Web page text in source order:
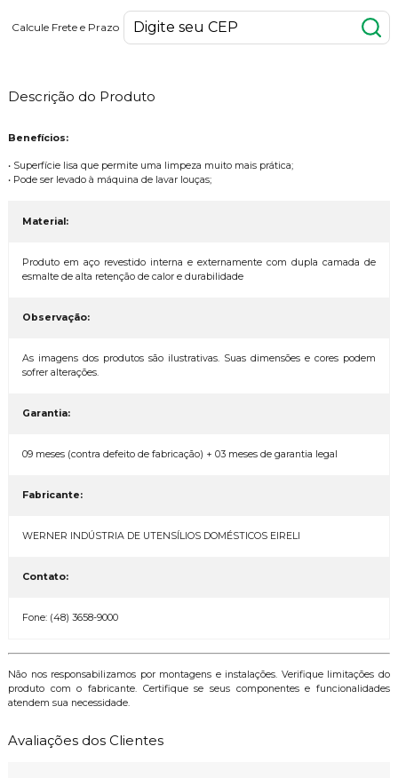
Calcule Frete e Prazo
Descrição do Produto
Benefícios:
• Superfície lisa que permite uma limpeza muito mais prática;
• Pode ser levado à máquina de lavar louças;
Material:
Produto em aço revestido interna e externamente com dupla camada de
esmalte de alta retenção de calor e durabilidade
Observação:
As imagens dos produtos são ilustrativas. Suas dimensões e cores podem
sofrer alterações.
Garantia:
09 meses (contra defeito de fabricação) + 03 meses de garantia legal
Fabricante:
WERNER INDÚSTRIA DE UTENSÍLIOS DOMÉSTICOS EIRELI
Contato:
Fone: (48) 3658-9000
Não nos responsabilizamos por montagens e instalações. Verifique limitações do
produto com o fabricante. Certifique se seus componentes e funcionalidades
atendem sua necessidade.
Avaliações dos Clientes